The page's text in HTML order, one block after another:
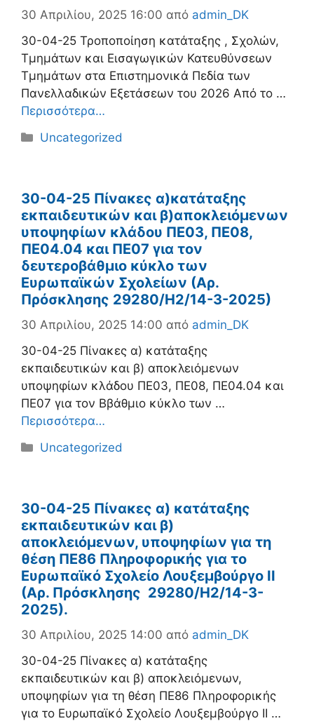
30 Απριλίου, 2025 16:00 από admin_DK
30-04-25 Τροποποίηση κατάταξης , Σχολών,
Τμημάτων και Εισαγωγικών Κατευθύνσεων
Τμημάτων στα Επιστημονικά Πεδία των
Πανελλαδικών Εξετάσεων του 2026 Από το …
Περισσότερα…
Κατηγορίες
Uncategorized
30-04-25 Πίνακες α)κατάταξης
εκπαιδευτικών και β)αποκλειόμενων
υποψηφίων κλάδου ΠΕ03, ΠΕ08,
ΠΕ04.04 και ΠΕ07 για τον
δευτεροβάθμιο κύκλο των
Ευρωπαϊκών Σχολείων (Αρ.
Πρόσκλησης 29280/Η2/14-3-2025)
30 Απριλίου, 2025 14:00 από admin_DK
30-04-25 Πίνακες α) κατάταξης
εκπαιδευτικών και β) αποκλειόμενων
υποψηφίων κλάδου ΠΕ03, ΠΕ08, ΠΕ04.04 και
ΠΕ07 για τον Ββάθμιο κύκλο των …
Περισσότερα…
Κατηγορίες
Uncategorized
30-04-25 Πίνακες α) κατάταξης
εκπαιδευτικών και β)
αποκλειόμενων, υποψηφίων για τη
θέση ΠΕ86 Πληροφορικής για το
Ευρωπαϊκό Σχολείο Λουξεμβούργο ΙΙ
(Αρ. Πρόσκλησης 29280/Η2/14-3-
2025).
30 Απριλίου, 2025 14:00 από admin_DK
30-04-25 Πίνακες α) κατάταξης
εκπαιδευτικών και β) αποκλειόμενων,
υποψηφίων για τη θέση ΠΕ86 Πληροφορικής
για το Ευρωπαϊκό Σχολείο Λουξεμβούργο ΙΙ …